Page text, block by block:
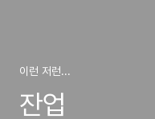
이런 저런...
잔업